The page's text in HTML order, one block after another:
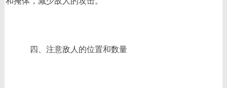
四、注意敌人的位置和数量